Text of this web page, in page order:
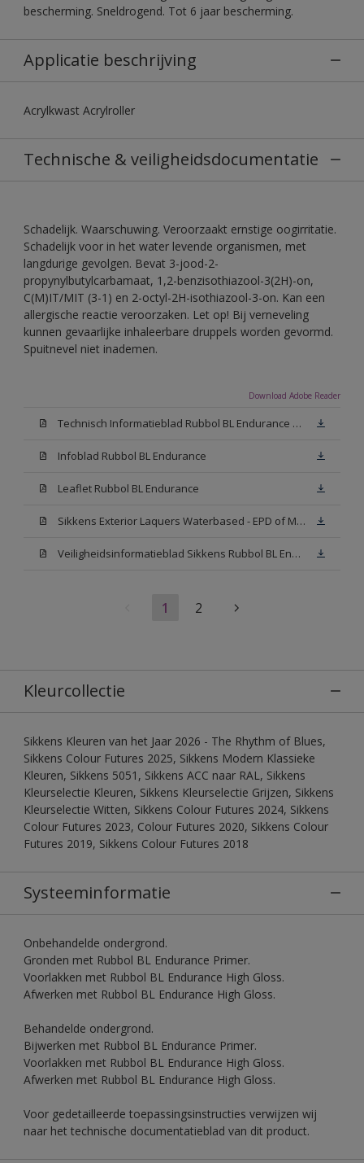
bescherming. Sneldrogend. Tot 6 jaar bescherming.
Applicatie beschrijving
Acrylkwast Acrylroller
Technische & veiligheidsdocumentatie
Schadelijk. Waarschuwing. Veroorzaakt ernstige oogirritatie.
Schadelijk voor in het water levende organismen, met
langdurige gevolgen. Bevat 3-jood-2-
propynylbutylcarbamaat, 1,2-benzisothiazool-3(2H)-on,
C(M)IT/MIT (3-1) en 2-octyl-2H-isothiazool-3-on. Kan een
allergische reactie veroorzaken. Let op! Bij verneveling
kunnen gevaarlijke inhaleerbare druppels worden gevormd.
Spuitnevel niet inademen.
Download Adobe Reader
Technisch Informatieblad Rubbol BL Endurance HG (PDF)
Infoblad Rubbol BL Endurance
Leaflet Rubbol BL Endurance
Sikkens Exterior Laquers Waterbased - EPD of Milieuproductverklaring
Veiligheidsinformatieblad Sikkens Rubbol BL Endurance High Gloss N00 (MSDS)
1 2
Kleurcollectie
Sikkens Kleuren van het Jaar 2026 - The Rhythm of Blues,
Sikkens Colour Futures 2025, Sikkens Modern Klassieke
Kleuren, Sikkens 5051, Sikkens ACC naar RAL, Sikkens
Kleurselectie Kleuren, Sikkens Kleurselectie Grijzen, Sikkens
Kleurselectie Witten, Sikkens Colour Futures 2024, Sikkens
Colour Futures 2023, Colour Futures 2020, Sikkens Colour
Futures 2019, Sikkens Colour Futures 2018
Systeeminformatie
Onbehandelde ondergrond.
Gronden met Rubbol BL Endurance Primer.
Voorlakken met Rubbol BL Endurance High Gloss.
Afwerken met Rubbol BL Endurance High Gloss.
Behandelde ondergrond.
Bijwerken met Rubbol BL Endurance Primer.
Voorlakken met Rubbol BL Endurance High Gloss.
Afwerken met Rubbol BL Endurance High Gloss.
Voor gedetailleerde toepassingsinstructies verwijzen wij
naar het technische documentatieblad van dit product.